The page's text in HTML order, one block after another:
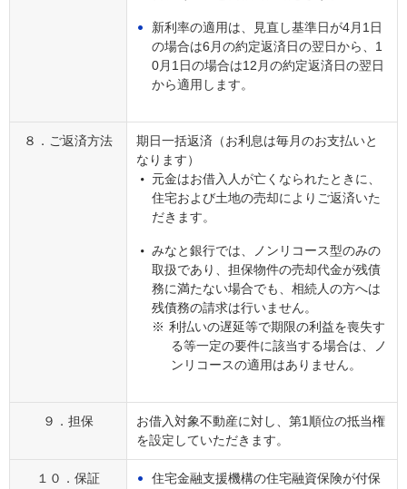
新利率の適用は、見直し基準日が4月1日
の場合は6月の約定返済日の翌日から、1
0月1日の場合は12月の約定返済日の翌日
から適用します。
８．ご返済方法
期日一括返済（お利息は毎月のお支払いと
なります）
元金はお借入人が亡くなられたときに、
住宅および土地の売却によりご返済いた
だきます。
みなと銀行では、ノンリコース型のみの
取扱であり、担保物件の売却代金が残債
務に満たない場合でも、相続人の方へは
残債務の請求は行いません。
※ 利払いの遅延等で期限の利益を喪失す
る等一定の要件に該当する場合は、ノ
ンリコースの適用はありません。
９．担保
お借入対象不動産に対し、第1順位の抵当権
を設定していただきます。
１０．保証
住宅金融支援機構の住宅融資保険が付保